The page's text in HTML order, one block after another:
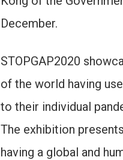
December.
STOPGAP2020
of the world having
to their individual
The exhibition
having a global and